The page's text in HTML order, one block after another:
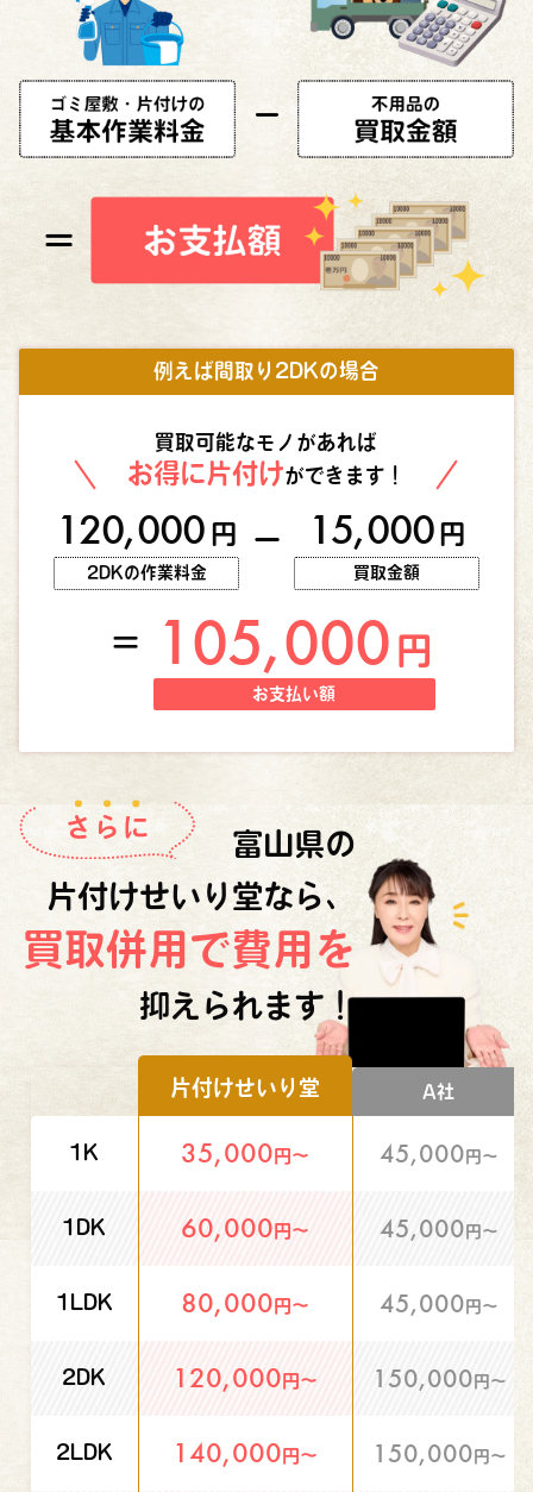
例えば間取り2DKの場合
買取可能なモノがあれば
お得に片付けができます！
120,000 円
2DKの作業料金
ー 15,000 円
買取金額
＝ 105,000 円
お支払い額
富山県の
片付けせいり堂なら、
買取併用で費用を
抑えられます！
片付けせいり堂 A社
1K 35,000 円〜 45,000 円〜
1DK 60,000 円〜 45,000 円〜
1LDK 80,000 円〜 45,000 円〜
2DK 120,000 円〜 150,000 円〜
2LDK 140,000 円〜 150,000 円〜